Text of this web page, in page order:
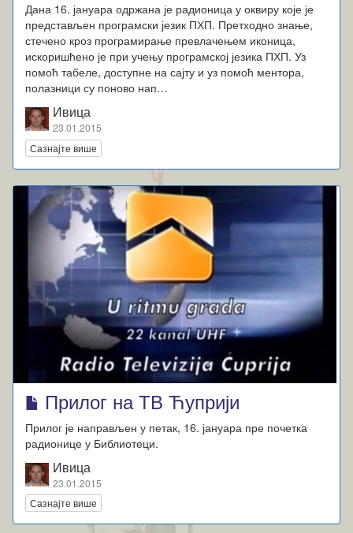
Дана 16. јануара одржана је радионица у оквиру које је
представљен програмски језик ПХП. Претходно знање,
стечено кроз програмирање превлачењем иконица,
искоришћено је при учењу програмској језика ПХП. Уз
помоћ табеле, доступне на сајту и уз помоћ ментора,
полазници су поново нап…
Ивица
23.01.2015
Сазнајте више
Прилог на ТВ Ћуприји
Прилог је направљен у петак, 16. јануара пре почетка
радионице у Библиотеци.
Ивица
23.01.2015
Сазнајте више